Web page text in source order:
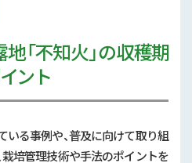
「不知火」の収穫期
ント
る事例や、普及に向けて取り組
培管理技術や手法のポイントを